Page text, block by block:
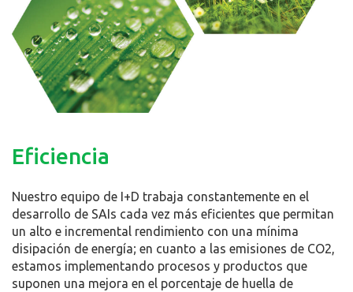
Eficiencia
Nuestro equipo de I+D trabaja constantemente en el
desarrollo de SAIs cada vez más eficientes que permitan
un alto e incremental rendimiento con una mínima
disipación de energía; en cuanto a las emisiones de CO2,
estamos implementando procesos y productos que
suponen una mejora en el porcentaje de huella de